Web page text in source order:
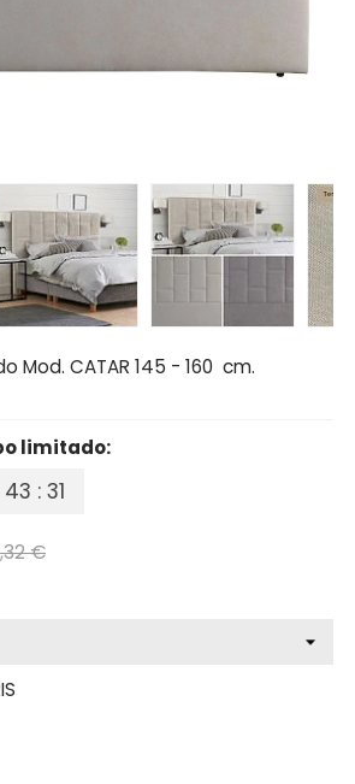
Mod. CATAR 145 - 160 cm.
limitado:
: 30
€